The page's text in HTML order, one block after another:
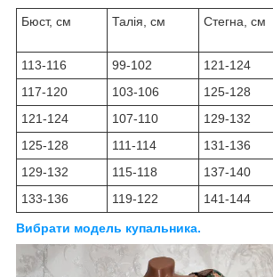
Бюст, см Талія, см Стегна, см
113-116
99-102 121-124
117-120
103-106 125-128
121-124
107-110 129-132
125-128
111-114 131-136
129-132
115-118 137-140
133-136
119-122 141-144
Вибрати модель купальника.